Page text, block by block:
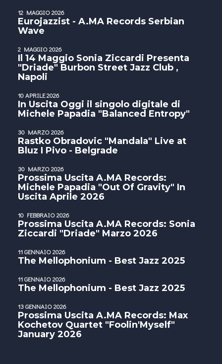
12 MAGGIO 2026
Eurojazzist - A.MA Records Serbian
Wave
2 MAGGIO 2026
Il 14 Maggio Sonia Ziccardi Presenta
"Driade" Burbon Street Jazz Club ,
Napoli
10 APRILE 2026
In Uscita Oggi il singolo digitale di
Michele Papadia "Balanced Entropy"
30 MARZO 2026
Rastko Obradovic "Mandala" Live at
Bluz I Pivo - Belgrade
30 MARZO 2026
Prossima Uscita A.MA Records:
Michele Papadia "Out Of Gravity" In
Uscita Aprile 2026
10 FEBBRAIO 2026
Prossima Uscita A.MA Records: Sonia
Ziccardi "Driade" Marzo 2026
11 GENNAIO 2026
The Mellophonium - Best Jazz 2025
11 GENNAIO 2026
The Mellophonium - Best Jazz 2025
13 GENNAIO 2026
Prossima Uscita A.MA Records: Max
Kochetov Quartet "Foolin'Myself"
January 2026